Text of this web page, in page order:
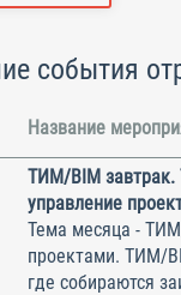
события
Название
ТИМ/BIM
управление
Тема месяца -
проектами. ТИМ/
где собираются